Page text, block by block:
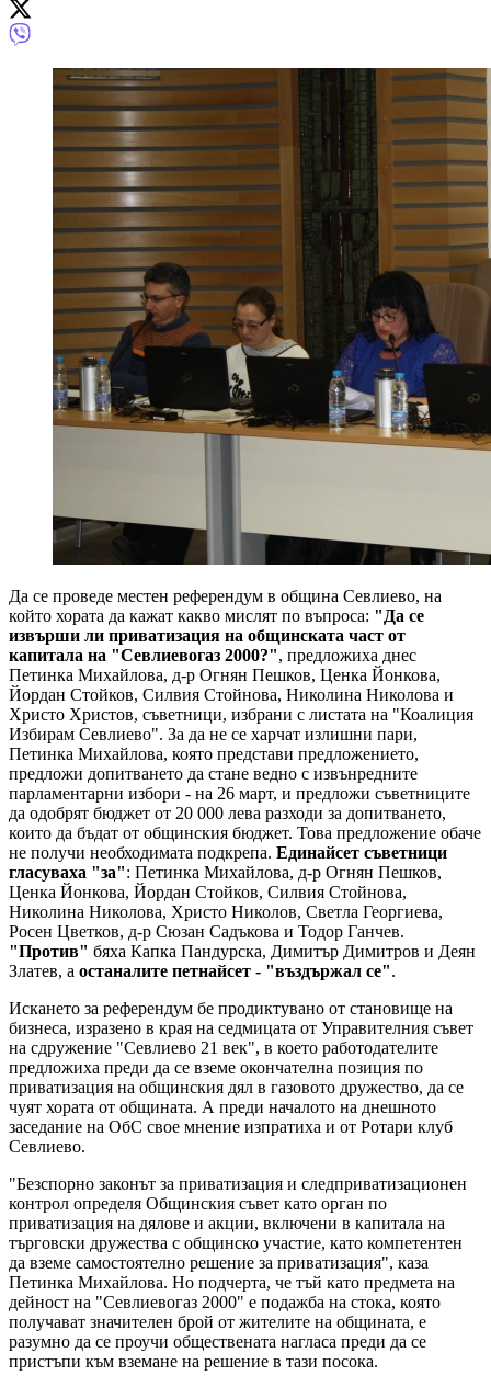
Да се проведе местен референдум в община Севлиево, на
който хората да кажат какво мислят по въпроса: "Да се
извърши ли приватизация на общинската част от
капитала на "Севлиевогаз 2000?", предложиха днес
Петинка Михайлова, д-р Огнян Пешков, Ценка Йонкова,
Йордан Стойков, Силвия Стойнова, Николина Николова и
Христо Христов, съветници, избрани с листата на "Коалиция
Избирам Севлиево". За да не се харчат излишни пари,
Петинка Михайлова, която представи предложението,
предложи допитването да стане ведно с извънредните
парламентарни избори - на 26 март, и предложи съветниците
да одобрят бюджет от 20 000 лева разходи за допитването,
които да бъдат от общинския бюджет. Това предложение обаче
не получи необходимата подкрепа. Единайсет съветници
гласуваха "за": Петинка Михайлова, д-р Огнян Пешков,
Ценка Йонкова, Йордан Стойков, Силвия Стойнова,
Николина Николова, Христо Николов, Светла Георгиева,
Росен Цветков, д-р Сюзан Садъкова и Тодор Ганчев.
"Против" бяха Капка Пандурска, Димитър Димитров и Деян
Златев, а останалите петнайсет - "въздържал се".
Искането за референдум бе продиктувано от становище на
бизнеса, изразено в края на седмицата от Управителния съвет
на сдружение "Севлиево 21 век", в което работодателите
предложиха преди да се вземе окончателна позиция по
приватизация на общинския дял в газовото дружество, да се
чуят хората от общината. А преди началото на днешното
заседание на ОбС свое мнение изпратиха и от Ротари клуб
Севлиево.
"Безспорно законът за приватизация и следприватизационен
контрол определя Общинския съвет като орган по
приватизация на дялове и акции, включени в капитала на
търговски дружества с общинско участие, като компетентен
да вземе самостоятелно решение за приватизация", каза
Петинка Михайлова. Но подчерта, че тъй като предмета на
дейност на "Севлиевогаз 2000" е подажба на стока, която
получават значителен брой от жителите на общината, е
разумно да се проучи обществената нагласа преди да се
пристъпи към вземане на решение в тази посока.